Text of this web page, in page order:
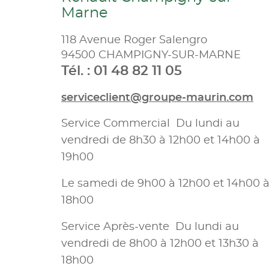
Marne
118 Avenue Roger Salengro
94500 CHAMPIGNY-SUR-MARNE
Tél. : 01 48 82 11 05
serviceclient@groupe-maurin.com
Service Commercial Du lundi au
vendredi de 8h30 à 12h00 et 14h00 à
19h00
Le samedi de 9h00 à 12h00 et 14h00 à
18h00
Service Après-vente Du lundi au
vendredi de 8h00 à 12h00 et 13h30 à
18h00